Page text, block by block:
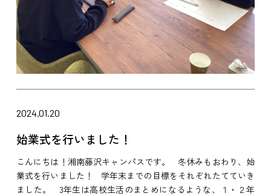
2024.01.20
始業式を行いました！
こんにちは！湘南藤沢キャンパスです。 冬休みもおわり、始
業式を行いました！ 学年末までの目標をそれぞれたてていき
ました。 3年生は高校生活のまとめになるような、１・２年